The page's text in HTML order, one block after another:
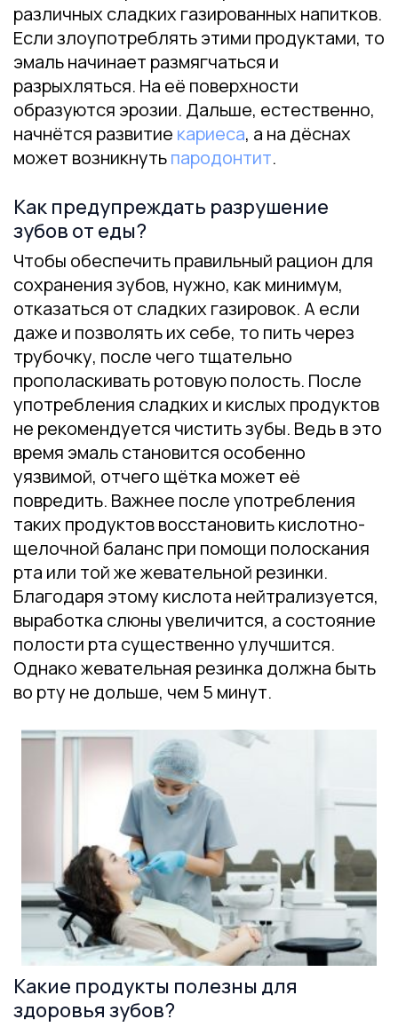
различных сладких газированных напитков.
Если злоупотреблять этими продуктами, то
эмаль начинает размягчаться и
разрыхляться. На её поверхности
образуются эрозии. Дальше, естественно,
начнётся развитие кариеса, а на дёснах
может возникнутьпародонтит.
Как предупреждать разрушение
зубов от еды?
Чтобы обеспечить правильный рацион для
сохранения зубов, нужно, как минимум,
отказаться от сладких газировок. А если
даже и позволять их себе, то пить через
трубочку, после чего тщательно
прополаскивать ротовую полость. После
употребления сладких и кислых продуктов
не рекомендуется чистить зубы. Ведь в это
время эмаль становится особенно
уязвимой, отчего щётка может её
повредить. Важнее после употребления
таких продуктов восстановить кислотно-
щелочной баланс при помощи полоскания
рта или той же жевательной резинки.
Благодаря этому кислота нейтрализуется,
выработка слюны увеличится, а состояние
полости рта существенно улучшится.
Однако жевательная резинка должна быть
во рту не дольше, чем 5 минут.
Какие продукты полезны для
здоровья зубов?